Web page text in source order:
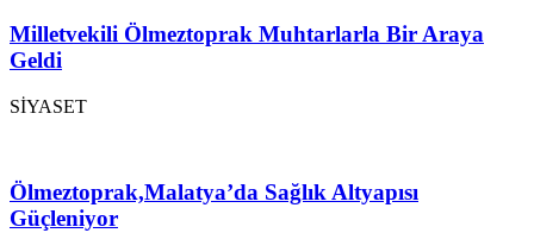
Milletvekili Ölmeztoprak Muhtarlarla Bir Araya
Geldi
SİYASET
Ölmeztoprak,Malatya’da Sağlık Altyapısı
Güçleniyor